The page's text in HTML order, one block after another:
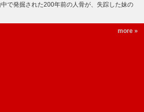
で発掘された200年前の人骨が、失踪した妹の
more »